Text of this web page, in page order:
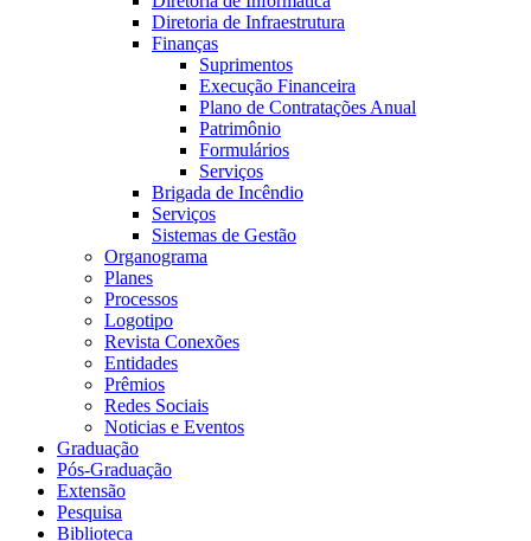
Diretoria de Infraestrutura
Finanças
Suprimentos
Execução Financeira
Plano de Contratações Anual
Patrimônio
Formulários
Serviços
Brigada de Incêndio
Serviços
Sistemas de Gestão
Organograma
Planes
Processos
Logotipo
Revista Conexões
Entidades
Prêmios
Redes Sociais
Noticias e Eventos
Graduação
Pós-Graduação
Extensão
Pesquisa
Biblioteca